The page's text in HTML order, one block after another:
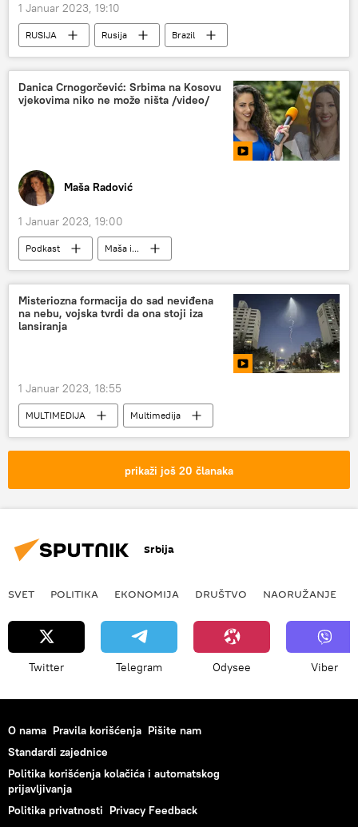
1 Januar 2023, 19:10
RUSIJA Rusija
Brazil
Rusija – politika
Danica Crnogorčević: Srbima na Kosovu
vjekovima niko ne može ništa /video/
Maša Radović
1 Januar 2023, 19:00
Podkast Maša i...
Misteriozna formacija do sad neviđena
na nebu, vojska tvrdi da ona stoji iza
lansiranja
1 Januar 2023, 18:55
MULTIMEDIJA
Multimedija
Video-klub
Svet
Svet – politika
prikaži još 20 članaka
Srbija
SVET POLITIKA EKONOMIJA DRUŠTVO NAORUŽANJE
Twitter Telegram Odysee Viber
O nama Pravila korišćenja Pišite nam
Standardi zajednice
Politika korišćenja kolačića i automatskog
prijavljivanja
Politika privatnosti Privacy Feedback